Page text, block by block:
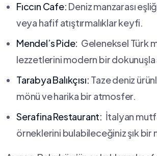
Fıccın Cafe: Deniz manzarası
⁣veya hafif atıştırmalıklar ⁣keyfi.
Mendel’s Pide: Geleneksel Türk
lezzetlerini modern bir
Tarabya ​Balıkçısı: Taze deniz‌
mönü ⁣ve ⁤harika bir atmosfer.
Serafina Restaurant: İtalyan
örneklerini bulabileceğiniz şık bir